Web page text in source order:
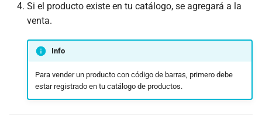
Si el producto existe en tu catálogo, se agregará a la
venta.
Info
Para vender un producto con código de barras, primero debe
estar registrado en tu catálogo de productos.